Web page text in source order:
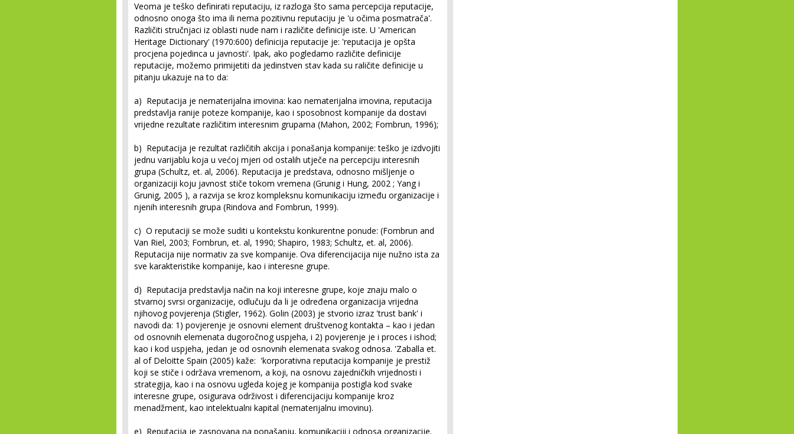
Veoma je teško definirati reputaciju, iz razloga što sama percepcija reputacije,
odnosno onoga što ima ili nema pozitivnu reputaciju je 'u očima posmatrača'.
Različiti stručnjaci iz oblasti nude nam i različite definicije iste. U 'American
Heritage Dictionary' (1970:600) definicija reputacije je: 'reputacija je opšta
procjena pojedinca u javnosti'. Ipak, ako pogledamo različite definicije
reputacije, možemo primijetiti da jedinstven stav kada su raličite definicije u
pitanju ukazuje na to da:
a) Reputacija je nematerijalna imovina: kao nematerijalna imovina, reputacija
predstavlja ranije poteze kompanije, kao i sposobnost kompanije da dostavi
vrijedne rezultate različitim interesnim grupama (Mahon, 2002; Fombrun, 1996);
b) Reputacija je rezultat različitih akcija i ponašanja kompanije: teško je izdvojiti
jednu varijablu koja u većoj mjeri od ostalih utječe na percepciju interesnih
grupa (Schultz, et. al, 2006). Reputacija je predstava, odnosno mišljenje o
organizaciji koju javnost stiče tokom vremena (Grunig i Hung, 2002 ; Yang i
Grunig, 2005 ), a razvija se kroz kompleksnu komunikaciju između organizacije i
njenih interesnih grupa (Rindova and Fombrun, 1999).
c) O reputaciji se može suditi u kontekstu konkurentne ponude: (Fombrun and
Van Riel, 2003; Fombrun, et. al, 1990; Shapiro, 1983; Schultz, et. al, 2006).
Reputacija nije normativ za sve kompanije. Ova diferencijacija nije nužno ista za
sve karakteristike kompanije, kao i interesne grupe.
d) Reputacija predstavlja način na koji interesne grupe, koje znaju malo o
stvarnoj svrsi organizacije, odlučuju da li je određena organizacija vrijedna
njihovog povjerenja (Stigler, 1962). Golin (2003) je stvorio izraz 'trust bank' i
navodi da: 1) povjerenje je osnovni element društvenog kontakta – kao i jedan
od osnovnih elemenata dugoročnog uspjeha, i 2) povjerenje je i proces i ishod;
kao i kod uspjeha, jedan je od osnovnih elemenata svakog odnosa. 'Zaballa et.
al of Deloitte Spain (2005) kaže: 'korporativna reputacija kompanije je prestiž
koji se stiče i održava vremenom, a koji, na osnovu zajedničkih vrijednosti i
strategija, kao i na osnovu ugleda kojeg je kompanija postigla kod svake
interesne grupe, osigurava održivost i diferencijaciju kompanije kroz
menadžment, kao intelektualni kapital (nematerijalnu imovinu).
e) Reputacija je zasnovana na ponašanju, komunikaciji i odnosa organizacije.